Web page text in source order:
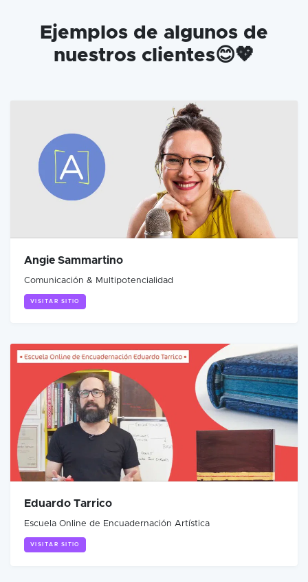
Ejemplos de algunos de
nuestros clientes😊💖
Angie Sammartino
Comunicación & Multipotencialidad
VISITAR SITIO
Eduardo Tarrico
Escuela Online de Encuadernación Artística
VISITAR SITIO